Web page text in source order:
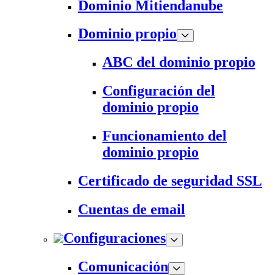
Dominio Mitiendanube
Dominio propio
ABC del dominio propio
Configuración del
dominio propio
Funcionamiento del
dominio propio
Certificado de seguridad SSL
Cuentas de email
Configuraciones
Comunicación